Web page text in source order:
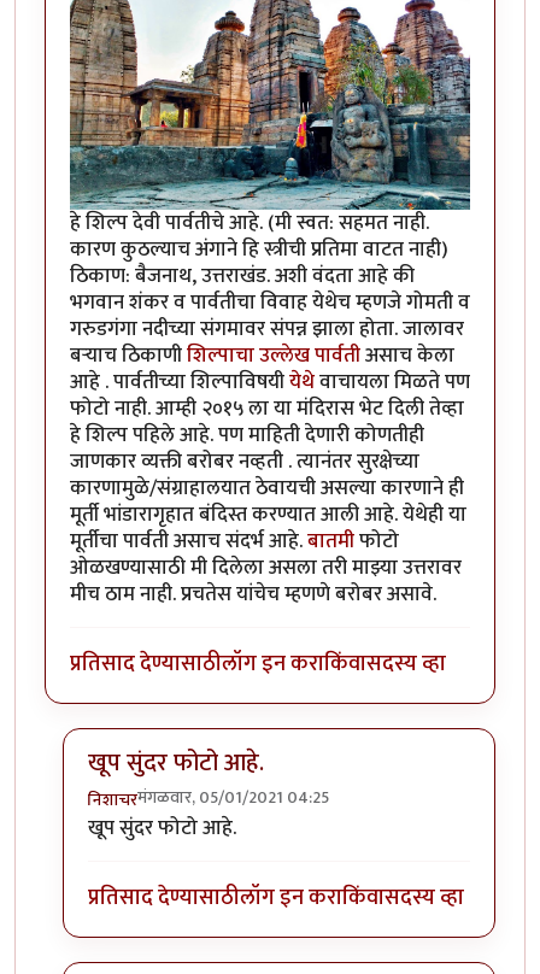
हे शिल्प देवी पार्वतीचे आहे. (मी स्वत: सहमत नाही.
कारण कुठल्याच अंगाने हि स्त्रीची प्रतिमा वाटत नाही)
ठिकाण: बैजनाथ, उत्तराखंड. अशी वंदता आहे की
भगवान शंकर व पार्वतीचा विवाह येथेच म्हणजे गोमती व
गरुडगंगा नदीच्या संगमावर संपन्न झाला होता. जालावर
बऱ्याच ठिकाणीशिल्पाचा उल्लेख पार्वतीअसाच केला
आहे . पार्वतीच्या शिल्पाविषयीयेथेवाचायला मिळते पण
फोटो नाही. आम्ही २०१५ ला या मंदिरास भेट दिली तेव्हा
हे शिल्प पहिले आहे. पण माहिती देणारी कोणतीही
जाणकार व्यक्ती बरोबर नव्हती . त्यानंतर सुरक्षेच्या
कारणामुळे/संग्राहालयात ठेवायची असल्या कारणाने ही
मूर्ती भांडारागृहात बंदिस्त करण्यात आली आहे. येथेही या
मूर्तीचा पार्वती असाच संदर्भ आहे.बातमीफोटो
ओळखण्यासाठी मी दिलेला असला तरी माझ्या उत्तरावर
मीच ठाम नाही. प्रचतेस यांचेच म्हणणे बरोबर असावे.
प्रतिसाद देण्यासाठीलॉग इन कराकिंवासदस्य व्हा
खूप सुंदर फोटो आहे.
निशाचरमंगळवार, 05/01/2021 04:25
In reply toउत्तर देत आहे.
खूप सुंदर फोटो आहे.
प्रतिसाद देण्यासाठीलॉग इन कराकिंवासदस्य व्हा